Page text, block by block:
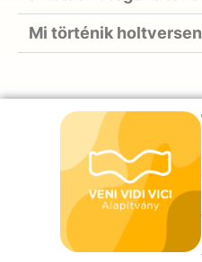
Mi történik